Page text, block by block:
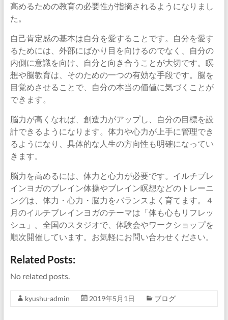
高めるための教育の必要性が指摘されるようになりまし
た。
自己肯定感の基本は自分を愛することです。自分を愛す
るためには、外部にばかり目を向けるのでなく、自分の
内側に意識を向け、自分と向き合うことが大切です。瞑
想や脳教育は、そのための一つの有効な手段です。脳を
目覚めさせることで、自分の本当の価値に気づくことが
できます。
脳力が高くなれば、創造力がアップし、自分の目標を設
計できるようになります。体力や心力が上手に管理でき
るようになり、具体的な人生の方向性も明確になってい
きます。
脳力を高めるには、体力と心力が必要です。イルチブレ
インヨガのブレイン体操やブレイン瞑想などのトレーニ
ングは、体力・心力・脳力をバランスよく育てます。４
月のイルチブレインヨガのテーマは「体も心もリフレッ
シュ」。全国のスタジオで、体験会やワークショップを
順次開催しています。お気軽にお問い合わせください。
Related Posts:
No related posts.
kyushu-admin 2019年5月1日 ブログ